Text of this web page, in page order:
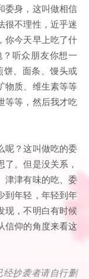
委身，这叫做相信
很不理性，近乎迷
你今天早上吃了什
听众朋友你想一
饼、面条、馒头或
物质、维生素等等
等等，然后我才吃
呢？这叫做吃的委
。但是没关系，
津津有味的吃、委
到年轻，年轻到年
现，不明白有时候
信仰的角度来看这
抄袭者请自行删